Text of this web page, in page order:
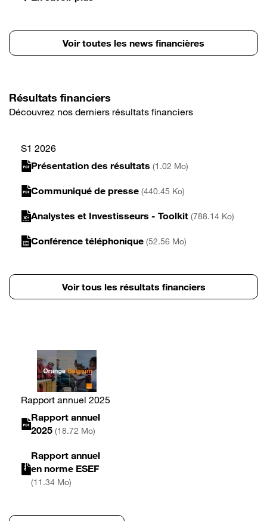
Voir toutes les news financières
Résultats financiers
Découvrez nos derniers résultats financiers
S1 2026
Présentation des résultats (1.02 Mo)
Communiqué de presse (440.45 Ko)
Analystes et Investisseurs - Toolkit (788.14 Ko)
Conférence téléphonique (52.56 Mo)
Voir tous les résultats financiers
Rapport annuel 2025
Rapport annuel
2025 (18.72 Mo)
Rapport annuel
en norme ESEF
(11.34 Mo)